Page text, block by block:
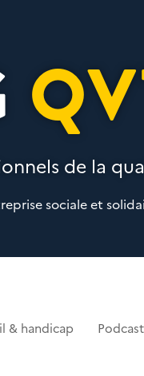
de la
sociale et
& handicap